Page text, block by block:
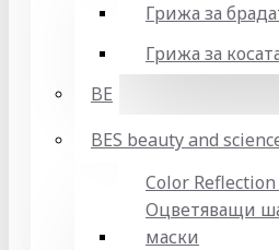
Грижа за
Грижа за
BE
BES beauty and
Color Reflection
Оцветяващи
маски